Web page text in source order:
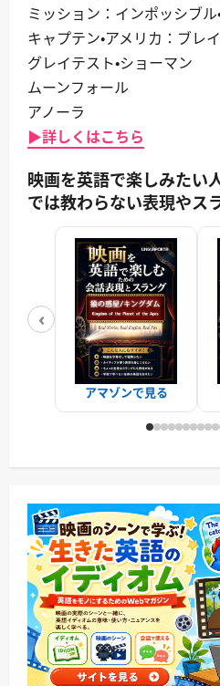
ミッション：インポッシブル
キャプテン・アメリカ：ブレイ
グレイテスト・ショーマン
ムーンフォール
アノーラ
▶詳しくはこちら
映画を英語で楽しみたい
では教わらない表現やス
‹
アマゾンで見る